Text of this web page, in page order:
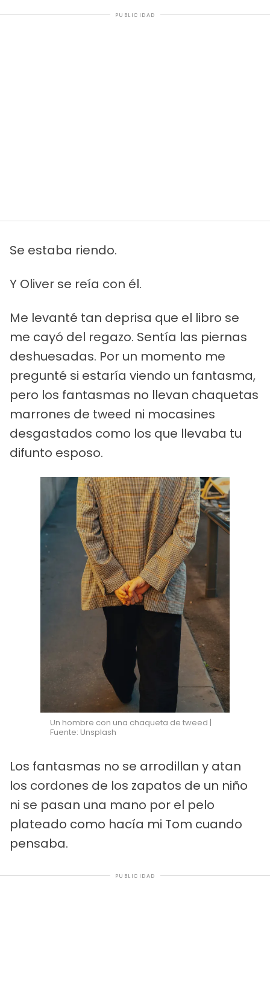
PUBLICIDAD
Se estaba riendo.
Y Oliver se reía con él.
Me levanté tan deprisa que el libro se
me cayó del regazo. Sentía las piernas
deshuesadas. Por un momento me
pregunté si estaría viendo un fantasma,
pero los fantasmas no llevan chaquetas
marrones de tweed ni mocasines
desgastados como los que llevaba tu
difunto esposo.
Un hombre con una chaqueta de tweed |
Fuente: Unsplash
Los fantasmas no se arrodillan y atan
los cordones de los zapatos de un niño
ni se pasan una mano por el pelo
plateado como hacía mi Tom cuando
pensaba.
PUBLICIDAD